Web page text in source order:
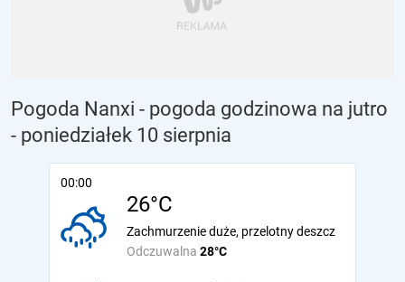
Pogoda Nanxi - pogoda godzinowa na jutro
- poniedziałek 10 sierpnia
00:00
26°C
Odczuwalna 28°C
Zachmurzenie duże, przelotny deszcz